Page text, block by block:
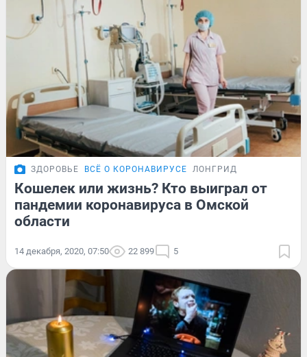
ЗДОРОВЬЕ ВСЁ О КОРОНАВИРУСЕ ЛОНГРИД
Кошелек или жизнь? Кто выиграл от
пандемии коронавируса в Омской
области
14 декабря, 2020, 07:50 22 899 5